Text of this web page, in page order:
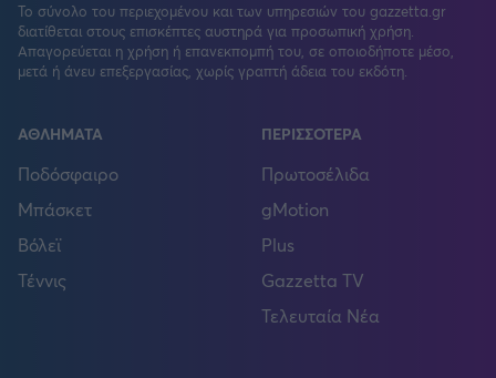
Το σύνολο του περιεχομένου και των υπηρεσιών του gazzetta.gr
διατίθεται στους επισκέπτες αυστηρά για προσωπική χρήση.
Απαγορεύεται η χρήση ή επανεκπομπή του, σε οποιοδήποτε μέσο,
μετά ή άνευ επεξεργασίας, χωρίς γραπτή άδεια του εκδότη.
ΑΘΛΗΜΑΤΑ
Ποδόσφαιρο
Μπάσκετ
Βόλεϊ
Τέννις
ΠΕΡΙΣΣΟΤΕΡΑ
Πρωτοσέλιδα
gMotion
Plus
Gazzetta TV
Τελευταία Νέα